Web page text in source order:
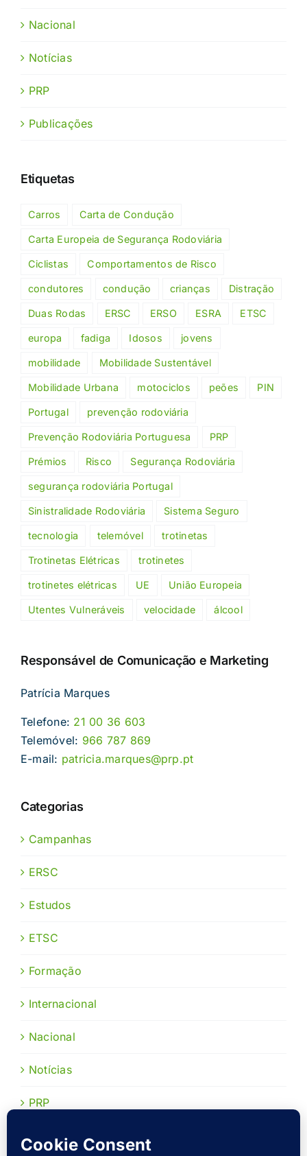
Nacional
Notícias
PRP
Publicações
Etiquetas
Carros Carta de Condução
Carta Europeia de Segurança Rodoviária
Ciclistas Comportamentos de Risco
condutores condução crianças Distração
Duas Rodas ERSC ERSO ESRA ETSC
europa fadiga Idosos jovens
mobilidade Mobilidade Sustentável
Mobilidade Urbana motociclos peões PIN
Portugal prevenção rodoviária
Prevenção Rodoviária Portuguesa PRP
Prémios Risco Segurança Rodoviária
segurança rodoviária Portugal
Sinistralidade Rodoviária Sistema Seguro
tecnologia telemóvel trotinetas
Trotinetas Elétricas trotinetes
trotinetes elétricas UE União Europeia
Utentes Vulneráveis velocidade álcool
Responsável de Comunicação e Marketing
Patrícia Marques
Telefone: 21 00 36 603
Telemóvel: 966 787 869
E-mail: patricia.marques@prp.pt
Categorias
Campanhas
ERSC
Estudos
ETSC
Formação
Internacional
Nacional
Notícias
PRP
Publicações